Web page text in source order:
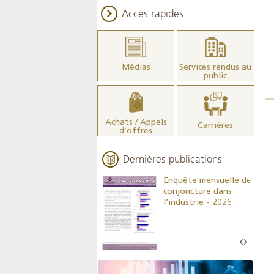
Accès rapides
Médias
Services rendus au
public
Achats / Appels
d’offres
Carrières
Dernières publications
Enquête mensuelle de
conjoncture dans
l’industrie - 2026